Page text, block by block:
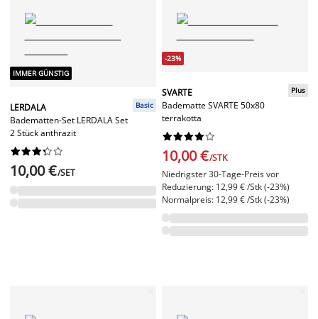
IMMER GÜNSTIG
LERDALA
Badematten-Set LERDALA Set
2 Stück anthrazit
Basic






10,00 €/SET
-23%
SVARTE
Badematte SVARTE 50x80
terrakotta
Plus






10,00 €/STK
Niedrigster 30-Tage-Preis vor
Reduzierung: 12,99 € /Stk (-23%)
Normalpreis: 12,99 € /Stk (-23%)